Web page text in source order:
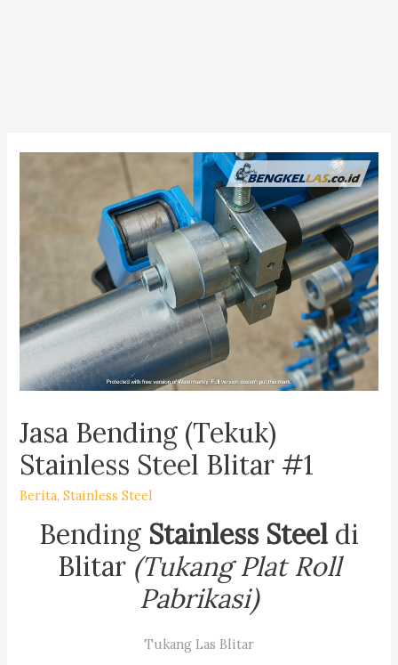
Jasa Bending (Tekuk)
Stainless Steel Blitar #1
Berita,Stainless Steel
Bending Stainless Steel di
Blitar (Tukang Plat Roll
Pabrikasi)
Tukang Las Blitar